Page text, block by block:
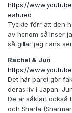
https://
eatured
Tyckte förr att den
av honom så inser
så gillar jag hans
Rachel & Jun
https://
Det här paret gör
deras liv i Japan.
De är såklart också
och Sharla